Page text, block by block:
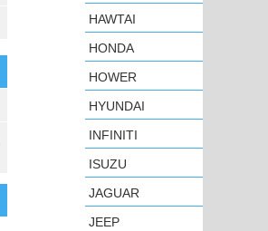
HAWTAI
HONDA
HOWER
HYUNDAI
INFINITI
ISUZU
JAGUAR
JEEP